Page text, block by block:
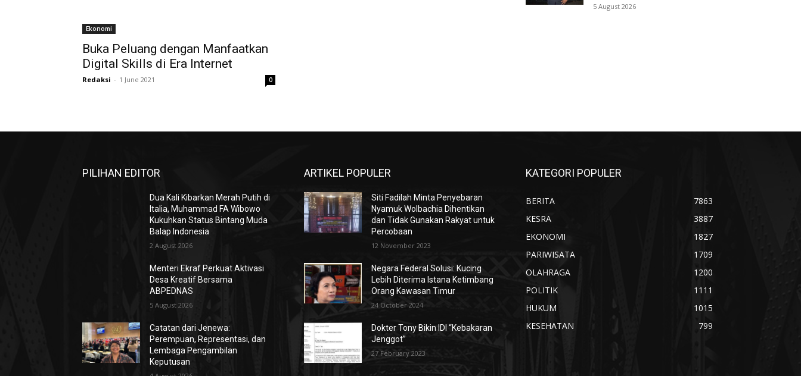
Ekonomi
Buka Peluang dengan Manfaatkan
Digital Skills di Era Internet
Redaksi - 1 June 2021 0
5 August 2026
PILIHAN EDITOR
Dua Kali Kibarkan Merah Putih di
Italia, Muhammad FA Wibowo
Kukuhkan Status Bintang Muda
Balap Indonesia
2 August 2026
Menteri Ekraf Perkuat Aktivasi
Desa Kreatif Bersama
ABPEDNAS
5 August 2026
Catatan dari Jenewa:
Perempuan, Representasi, dan
Lembaga Pengambilan
Keputusan
ARTIKEL POPULER
Siti Fadilah Minta Penyebaran
Nyamuk Wolbachia Dihentikan
dan Tidak Gunakan Rakyat untuk
Percobaan
12 November 2023
Negara Federal Solusi: Kucing
Lebih Diterima Istana Ketimbang
Orang Kawasan Timur
24 October 2024
Dokter Tony Bikin IDI “Kebakaran
Jenggot”
27 February 2023
KATEGORI POPULER
BERITA
7863
KESRA
3887
EKONOMI
1827
PARIWISATA
1709
OLAHRAGA
1200
POLITIK
1111
HUKUM
1015
KESEHATAN
799